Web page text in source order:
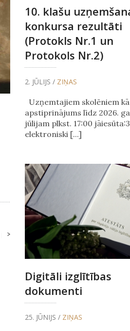
10. klašu
konkursa rezultāti
(Protokls Nr.1 un
Protokols Nr.2)
2. JŪLIJS / ZIŅAS
Uzņemtajiem skolēniem kā
apstiprinājums līdz 2026.
jūlijam plkst. 17:00
elektroniski [...]
Digitāli izglītības
dokumenti
25. JŪNIJS / ZIŅAS